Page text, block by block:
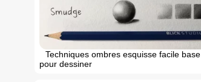
Techniques ombres esquisse facile base
pour dessiner